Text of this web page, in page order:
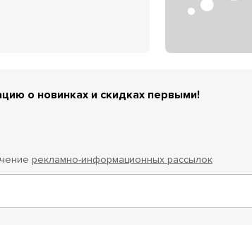
о новинках и скидках первыми!
рекламно-информационных рассылок